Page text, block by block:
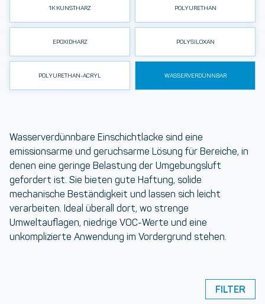
1K KUNSTHARZ POLYURETHAN
EPOXIDHARZ POLYSILOXAN
POLYURETHAN-ACRYL WASSERVERDÜNNBAR
Wasserverdünnbare Einschichtlacke sind eine
emissionsarme und geruchsarme Lösung für Bereiche, in
denen eine geringe Belastung der Umgebungsluft
gefordert ist. Sie bieten gute Haftung, solide
mechanische Beständigkeit und lassen sich leicht
verarbeiten. Ideal überall dort, wo strenge
Umweltauflagen, niedrige VOC-Werte und eine
unkomplizierte Anwendung im Vordergrund stehen.
FILTER